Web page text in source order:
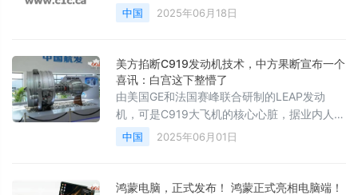
中国 2025年06月18日
美方掐断C919发动机技术，中方果断宣布一个
喜讯：白宫这下整懵了
由美国GE和法国赛峰联合研制的LEAP发动
机，可是C919大飞机的核心心脏，据业内人士
透露，采用新技术的CJ1000A，推力和燃油效
率已经接近LEAP发动机的水平，而维护成本更
中国 2025年06月01日
鸿蒙电脑，正式发布！ 鸿蒙正式亮相电脑端！